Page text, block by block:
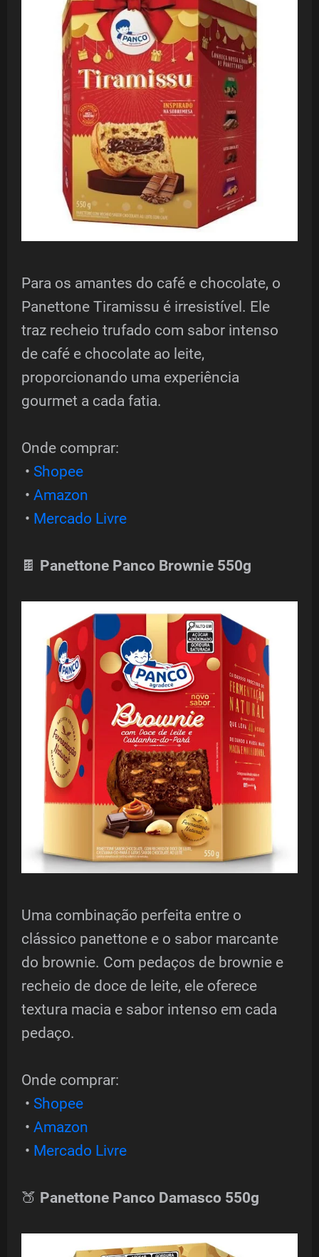
Para os amantes do café e chocolate, o
Panettone Tiramissu é irresistível. Ele
traz recheio trufado com sabor intenso
de café e chocolate ao leite,
proporcionando uma experiência
gourmet a cada fatia.
Onde comprar:
• Shopee
• Amazon
• Mercado Livre
🍫 Panettone Panco Brownie 550g
Uma combinação perfeita entre o
clássico panettone e o sabor marcante
do brownie. Com pedaços de brownie e
recheio de doce de leite, ele oferece
textura macia e sabor intenso em cada
pedaço.
Onde comprar:
• Shopee
• Amazon
• Mercado Livre
🍑 Panettone Panco Damasco 550g